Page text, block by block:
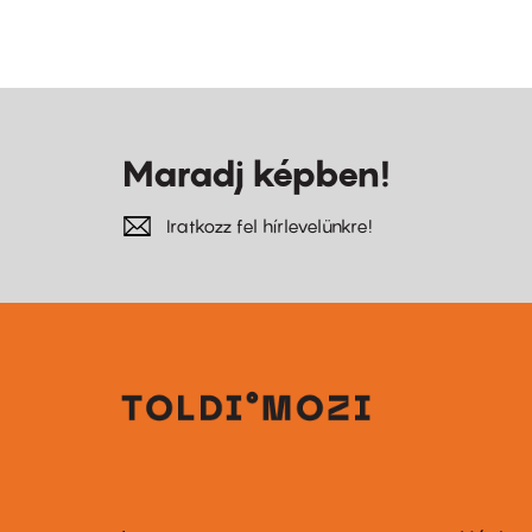
Maradj képben!
Iratkozz fel hírlevelünkre!